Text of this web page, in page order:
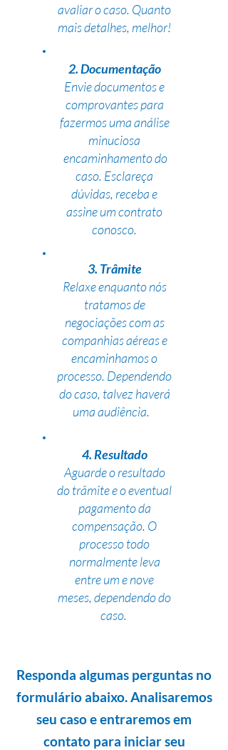
avaliar o caso. Quanto
mais detalhes, melhor!
2. Documentação
Envie documentos e
comprovantes para
fazermos uma análise
minuciosa
encaminhamento do
caso. Esclareça
dúvidas, receba e
assine um contrato
conosco.
3. Trâmite
Relaxe enquanto nós
tratamos de
negociações com as
companhias aéreas e
encaminhamos o
processo. Dependendo
do caso, talvez haverá
uma audiência.
4. Resultado
Aguarde o resultado
do trâmite e o eventual
pagamento da
compensação. O
processo todo
normalmente leva
entre um e nove
meses, dependendo do
caso.
Responda algumas perguntas no
formulário abaixo. Analisaremos
seu caso e entraremos em
contato para iniciar seu